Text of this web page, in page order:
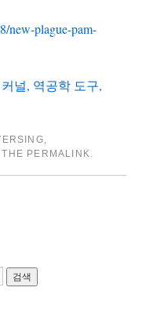
new-plague-pam-
널, 역공학 도구,
THE PERMALINK